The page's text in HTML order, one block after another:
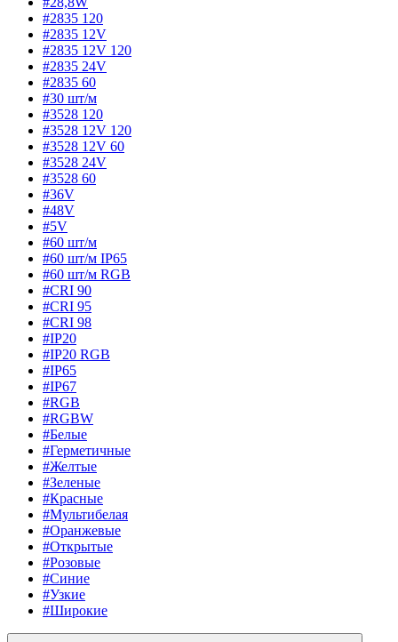
#2835 120
#2835 12V
#2835 12V 120
#2835 24V
#2835 60
#30 шт/м
#3528 120
#3528 12V 120
#3528 12V 60
#3528 24V
#3528 60
#36V
#48V
#5V
#60 шт/м
#60 шт/м IP65
#60 шт/м RGB
#CRI 90
#CRI 95
#CRI 98
#IP20
#IP20 RGB
#IP65
#IP67
#RGB
#RGBW
#Белые
#Герметичные
#Желтые
#Зеленые
#Красные
#Мультибелая
#Оранжевые
#Открытые
#Розовые
#Синие
#Узкие
#Широкие